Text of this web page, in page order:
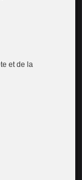
et de la